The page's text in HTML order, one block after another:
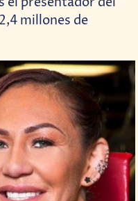
millones de